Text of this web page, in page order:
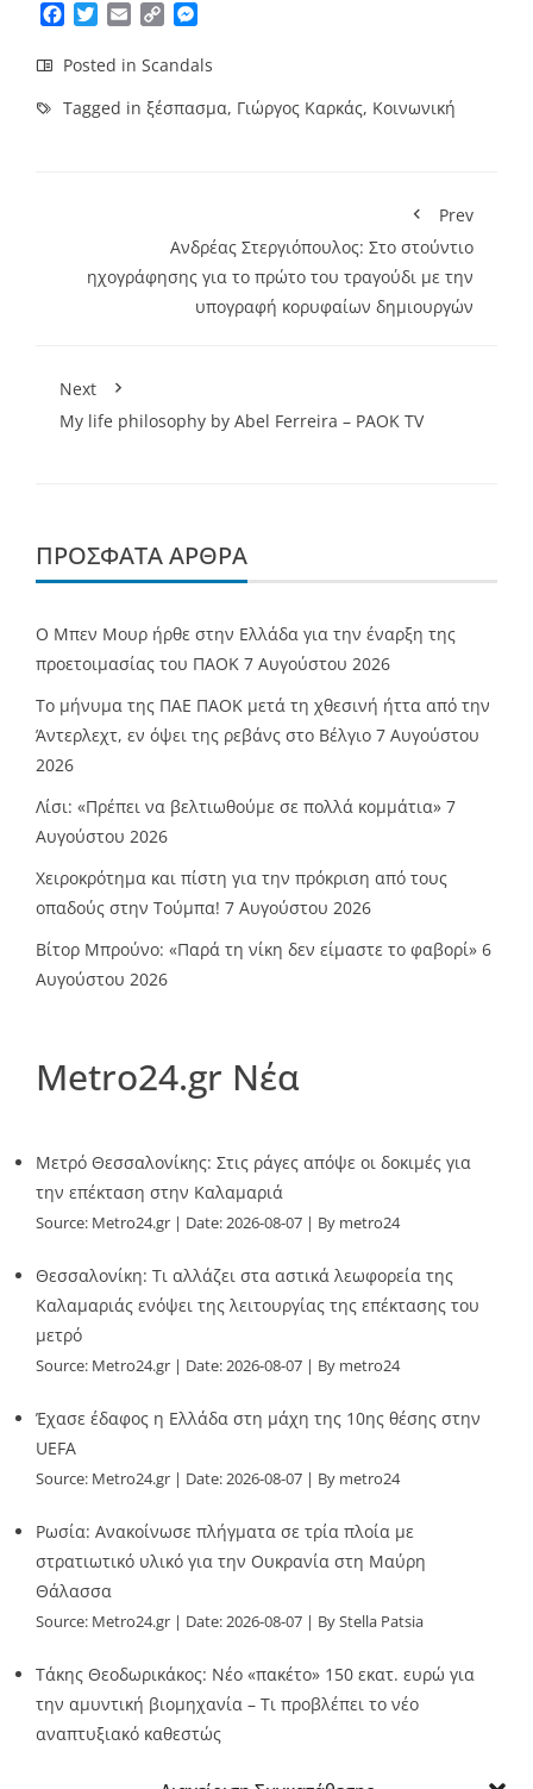
Facebook
TwitterEmailCopy
Posted in Scandals
Tagged in ξέσπασμα, Γιώργος Καρκάς, Κοινωνική
Prev
Aνδρέας Στεργιόπουλος: Στο στούντιο
ηχογράφησης για το πρώτο του τραγούδι με την
υπογραφή κορυφαίων δημιουργών
Next
My life philosophy by Abel Ferreira – PAOK TV
ΠΡΌΣΦΑΤΑ ΆΡΘΡΑ
O Mπεν Μουρ ήρθε στην Ελλάδα για την έναρξη της
προετοιμασίας του ΠΑΟΚ 7 Αυγούστου 2026
Το μήνυμα της ΠΑΕ ΠΑΟΚ μετά τη χθεσινή ήττα από την
Άντερλεχτ, εν όψει της ρεβάνς στο Βέλγιο 7 Αυγούστου
2026
Λίσι: «Πρέπει να βελτιωθούμε σε πολλά κομμάτια» 7
Αυγούστου 2026
Χειροκρότημα και πίστη για την πρόκριση από τους
οπαδούς στην Τούμπα! 7 Αυγούστου 2026
Βίτορ Μπρούνο: «Παρά τη νίκη δεν είμαστε το φαβορί» 6
Αυγούστου 2026
Metro24.gr Νέα
Μετρό Θεσσαλονίκης: Στις ράγες απόψε οι δοκιμές για
την επέκταση στην Καλαμαριά
Source: Metro24.gr Date: 2026-08-07 By metro24
Θεσσαλονίκη: Τι αλλάζει στα αστικά λεωφορεία της
Καλαμαριάς ενόψει της λειτουργίας της επέκτασης του
μετρό
Source: Metro24.gr Date: 2026-08-07 By metro24
Έχασε έδαφος η Ελλάδα στη μάχη της 10ης θέσης στην
UEFA
Source: Metro24.gr Date: 2026-08-07 By metro24
Ρωσία: Ανακοίνωσε πλήγματα σε τρία πλοία με
στρατιωτικό υλικό για την Ουκρανία στη Μαύρη
Θάλασσα
Source: Metro24.gr Date: 2026-08-07 By Stella Patsia
Τάκης Θεοδωρικάκος: Νέο «πακέτο» 150 εκατ. ευρώ για
την αμυντική βιομηχανία – Τι προβλέπει το νέο
αναπτυξιακό καθεστώς